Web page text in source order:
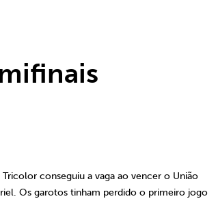
conseguiu a vaga ao vencer o União
Os garotos tinham perdido o primeiro jogo